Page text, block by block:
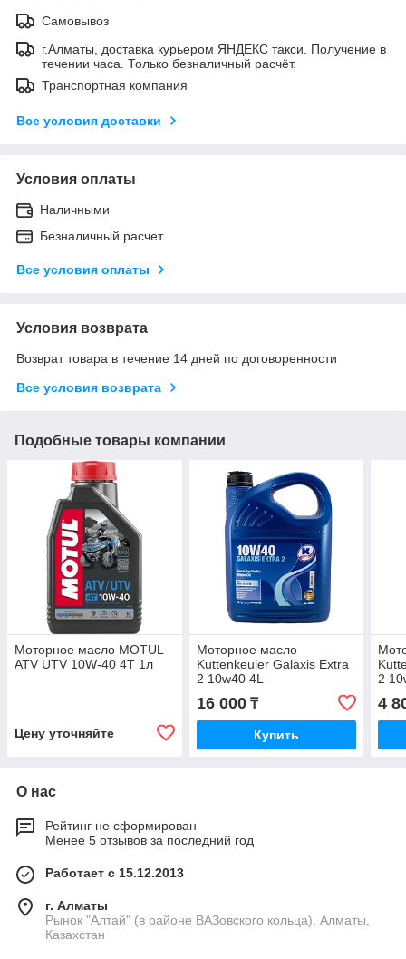
Самовывоз
г.Алматы, доставка курьером ЯНДЕКС такси. Получение в
течении часа. Только безналичный расчёт.
Транспортная компания
Все условия доставки
Условия оплаты
Наличными
Безналичный расчет
Все условия оплаты
Условия возврата
Возврат товара в течение 14 дней по договоренности
Все условия возврата
Подобные товары компании
Моторное масло MOTUL
ATV UTV 10W-40 4T 1л
Цену уточняйте
Моторное масло
Kuttenkeuler Galaxis Extra
2 10w40 4L
16 000₸
Купить
2
4
О нас
Рейтинг не сформирован
Менее 5 отзывов за последний год
Работает с 15.12.2013
г. Алматы
Рынок "Алтай" (в районе ВАЗовского кольца), Алматы,
Казахстан